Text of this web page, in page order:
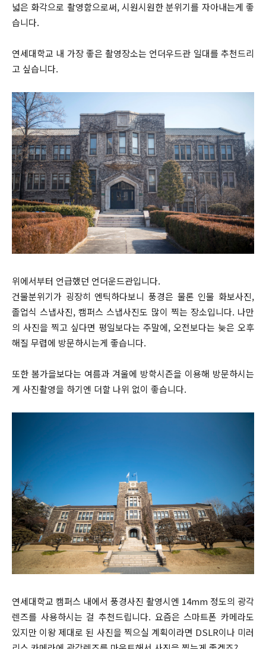
넓은 화각으로 촬영함으로써, 시원시원한 분위기를 자아내는게 좋
습니다.
연세대학교 내 가장 좋은 촬영장소는 언더우드관 일대를 추천드리
고 싶습니다.
위에서부터 언급했던 언더운드관입니다.
건물분위기가 굉장히 엔틱하다보니 풍경은 물론 인물 화보사진,
졸업식 스냅사진, 캠퍼스 스냅사진도 많이 찍는 장소입니다. 나만
의 사진을 찍고 싶다면 평일보다는 주말에, 오전보다는 늦은 오후
해질 무렵에 방문하시는게 좋습니다.
또한 봄가을보다는 여름과 겨울에 방학시즌을 이용해 방문하시는
게 사진촬영을 하기엔 더할 나위 없이 좋습니다.
연세대학교 캠퍼스 내에서 풍경사진 촬영시엔 14mm 정도의 광각
렌즈를 사용하시는 걸 추천드립니다. 요즘은 스마트폰 카메라도
있지만 이왕 제대로 된 사진을 찍으실 계획이라면 DSLR이나 미러